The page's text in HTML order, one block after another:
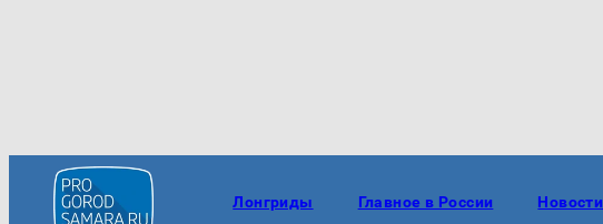
Лонгриды Главное в России Новости